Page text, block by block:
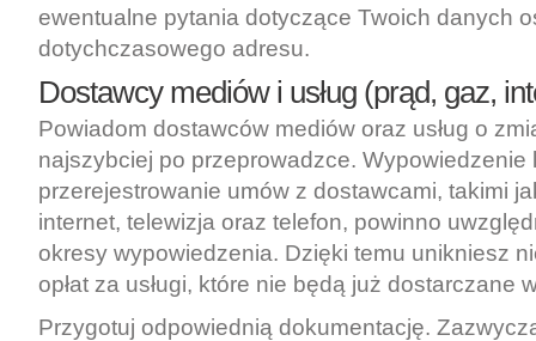
ewentualne pytania dotyczące Twoich danych
dotychczasowego adresu.
Dostawcy mediów i usług (prąd, gaz,
Powiadom dostawców mediów oraz usług o
najszybciej po przeprowadzce. Wypowiedzenie
przerejestrowanie umów z dostawcami, takimi
internet, telewizja oraz telefon, powinno
okresy wypowiedzenia. Dzięki temu unikniesz
opłat za usługi, które nie będą już dostarczane
Przygotuj odpowiednią dokumentację.